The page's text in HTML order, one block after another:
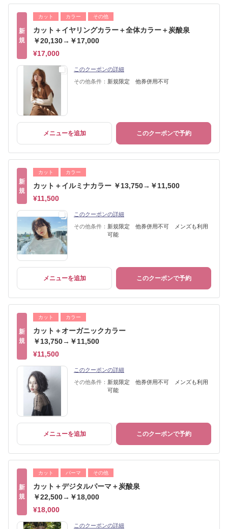
新
規
カット カラー その他
カット＋イヤリングカラー＋全体カラー＋炭酸泉
￥20,130→￥17,000
¥17,000
このクーポンの詳細
その他条件： 新規限定 他券併用不可
メニューを追加 このクーポンで予約
新
規
カット カラー
カット＋イルミナカラー ￥13,750→￥11,500
¥11,500
このクーポンの詳細
その他条件： 新規限定 他券併用不可 メンズも利用
可能
メニューを追加 このクーポンで予約
新
規
カット カラー
カット＋オーガニックカラー
￥13,750→￥11,500
¥11,500
このクーポンの詳細
その他条件： 新規限定 他券併用不可 メンズも利用
可能
メニューを追加 このクーポンで予約
新
規
カット パーマ その他
カット＋デジタルパーマ＋炭酸泉
￥22,500→￥18,000
¥18,000
このクーポンの詳細